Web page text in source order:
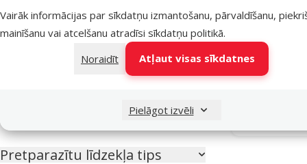
Vairāk informācijas par sīkdatņu izmantošanu, pārvaldīšanu,
mainīšanu vai atcelšanu atradīsi sīkdatņu politikā.
Noraidīt
Atļaut visas sīkdatnes
Pielāgot izvēli
Milzīgs
Seniors
Pretparazītu līdzekļa tips
Pretblusu
–